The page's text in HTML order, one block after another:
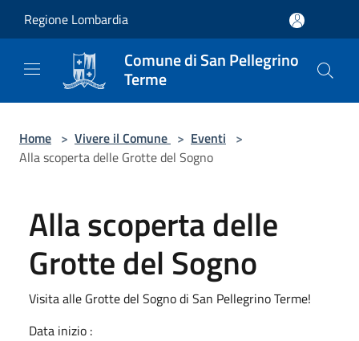
Regione Lombardia
Comune di San Pellegrino
Terme
Home > Vivere il Comune > Eventi >
Alla scoperta delle Grotte del Sogno
Alla scoperta delle
Grotte del Sogno
Visita alle Grotte del Sogno di San Pellegrino Terme!
Data inizio :